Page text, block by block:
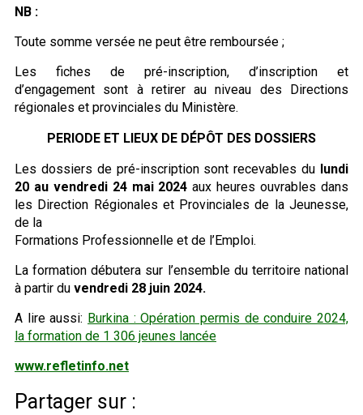
NB :
Toute somme versée ne peut être remboursée ;
Les fiches de pré-inscription, d’inscription et
d’engagement sont à retirer au niveau des Directions
régionales et provinciales du Ministère.
PERIODE ET LIEUX DE DÉPÔT DES DOSSIERS
Les dossiers de pré-inscription sont recevables du lundi
20 au vendredi 24 mai 2024 aux heures ouvrables dans
les Direction Régionales et Provinciales de la Jeunesse,
de la
Formations Professionnelle et de l’Emploi.
La formation débutera sur l’ensemble du territoire national
à partir du vendredi 28 juin 2024.
A lire aussi: Burkina : Opération permis de conduire 2024,
la formation de 1 306 jeunes lancée
www.refletinfo.net
Partager sur :